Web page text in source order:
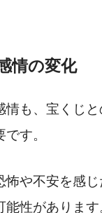
情の変化
情も、宝くじ
す。
怖や不安を感
性があります